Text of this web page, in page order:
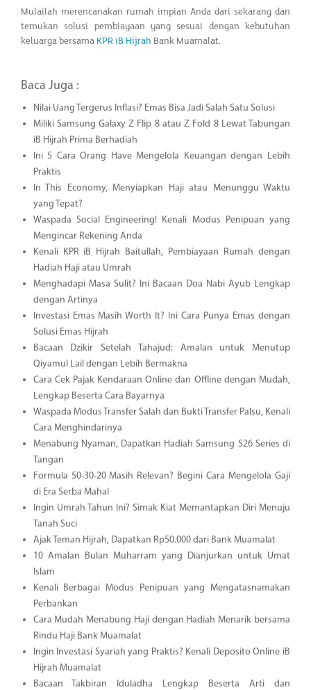
Mulailah merencanakan rumah impian Anda dari sekarang dan
temukan solusi pembiayaan yang sesuai dengan kebutuhan
keluarga bersama KPR iB Hijrah Bank Muamalat.
Baca Juga :
Nilai Uang Tergerus Inflasi? Emas Bisa Jadi Salah Satu Solusi
Miliki Samsung Galaxy Z Flip 8 atau Z Fold 8 Lewat Tabungan
iB Hijrah Prima Berhadiah
Ini 5 Cara Orang Have Mengelola Keuangan dengan Lebih
Praktis
In This Economy, Menyiapkan Haji atau Menunggu Waktu
yang Tepat?
Waspada Social Engineering! Kenali Modus Penipuan yang
Mengincar Rekening Anda
Kenali KPR iB Hijrah Baitullah, Pembiayaan Rumah dengan
Hadiah Haji atau Umrah
Menghadapi Masa Sulit? Ini Bacaan Doa Nabi Ayub Lengkap
dengan Artinya
Investasi Emas Masih Worth It? Ini Cara Punya Emas dengan
Solusi Emas Hijrah
Bacaan Dzikir Setelah Tahajud: Amalan untuk Menutup
Qiyamul Lail dengan Lebih Bermakna
Cara Cek Pajak Kendaraan Online dan Offline dengan Mudah,
Lengkap Beserta Cara Bayarnya
Waspada Modus Transfer Salah dan Bukti Transfer Palsu, Kenali
Cara Menghindarinya
Menabung Nyaman, Dapatkan Hadiah Samsung S26 Series di
Tangan
Formula 50-30-20 Masih Relevan? Begini Cara Mengelola Gaji
di Era Serba Mahal
Ingin Umrah Tahun Ini? Simak Kiat Memantapkan Diri Menuju
Tanah Suci
Ajak Teman Hijrah, Dapatkan Rp50.000 dari Bank Muamalat
10 Amalan Bulan Muharram yang Dianjurkan untuk Umat
Islam
Kenali Berbagai Modus Penipuan yang Mengatasnamakan
Perbankan
Cara Mudah Menabung Haji dengan Hadiah Menarik bersama
Rindu Haji Bank Muamalat
Ingin Investasi Syariah yang Praktis? Kenali Deposito Online iB
Hijrah Muamalat
Bacaan Takbiran Iduladha Lengkap Beserta Arti dan